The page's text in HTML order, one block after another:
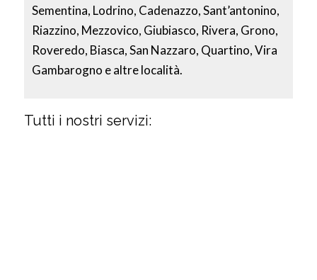
Sementina, Lodrino, Cadenazzo, Sant’antonino,
Riazzino, Mezzovico, Giubiasco, Rivera, Grono,
Roveredo, Biasca, San Nazzaro, Quartino, Vira
Gambarogno e altre località.
Tutti i nostri servizi: